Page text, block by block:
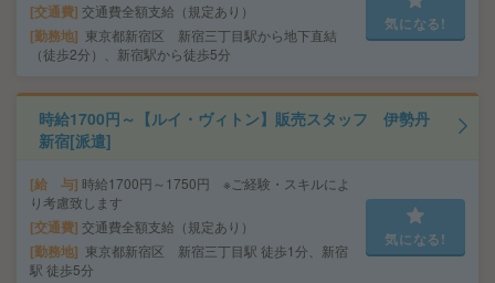
交通費 交通費全額支給（規定あり）
勤務地
東京都新宿区 新宿三丁目駅から地下直結
（徒歩2分）、新宿駅から徒歩5分
気になる!
時給1700円～【ルイ・ヴィトン】販売スタッフ 伊勢丹
新宿[派遣]
給 与 時給1700円～1750円 ※ご経験・スキルによ
り考慮致します
交通費 交通費全額支給（規定あり）
勤務地
東京都新宿区 新宿三丁目駅 徒歩1分、新宿
駅 徒歩5分
気になる!